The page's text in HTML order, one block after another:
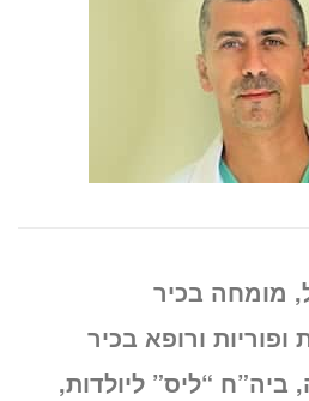
מומחה בכיר
ופוריות ורופא בכיר
“ליס” ליולדות,